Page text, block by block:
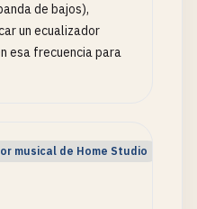
de bajos),
un ecualizador
esa frecuencia para
musical de Home Studio